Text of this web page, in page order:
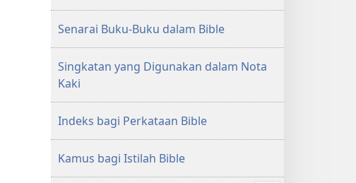
Senarai Buku-Buku dalam Bible
Singkatan yang Digunakan dalam Nota
Kaki
Indeks bagi Perkataan Bible
Kamus bagi Istilah Bible